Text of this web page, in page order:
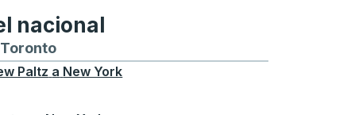
nacional
desde Chicago
hacia y desde Seattle
de autobuses hacia y desde Boston
TorontoRutas de autobuses hacia y desde
Paltz a New York